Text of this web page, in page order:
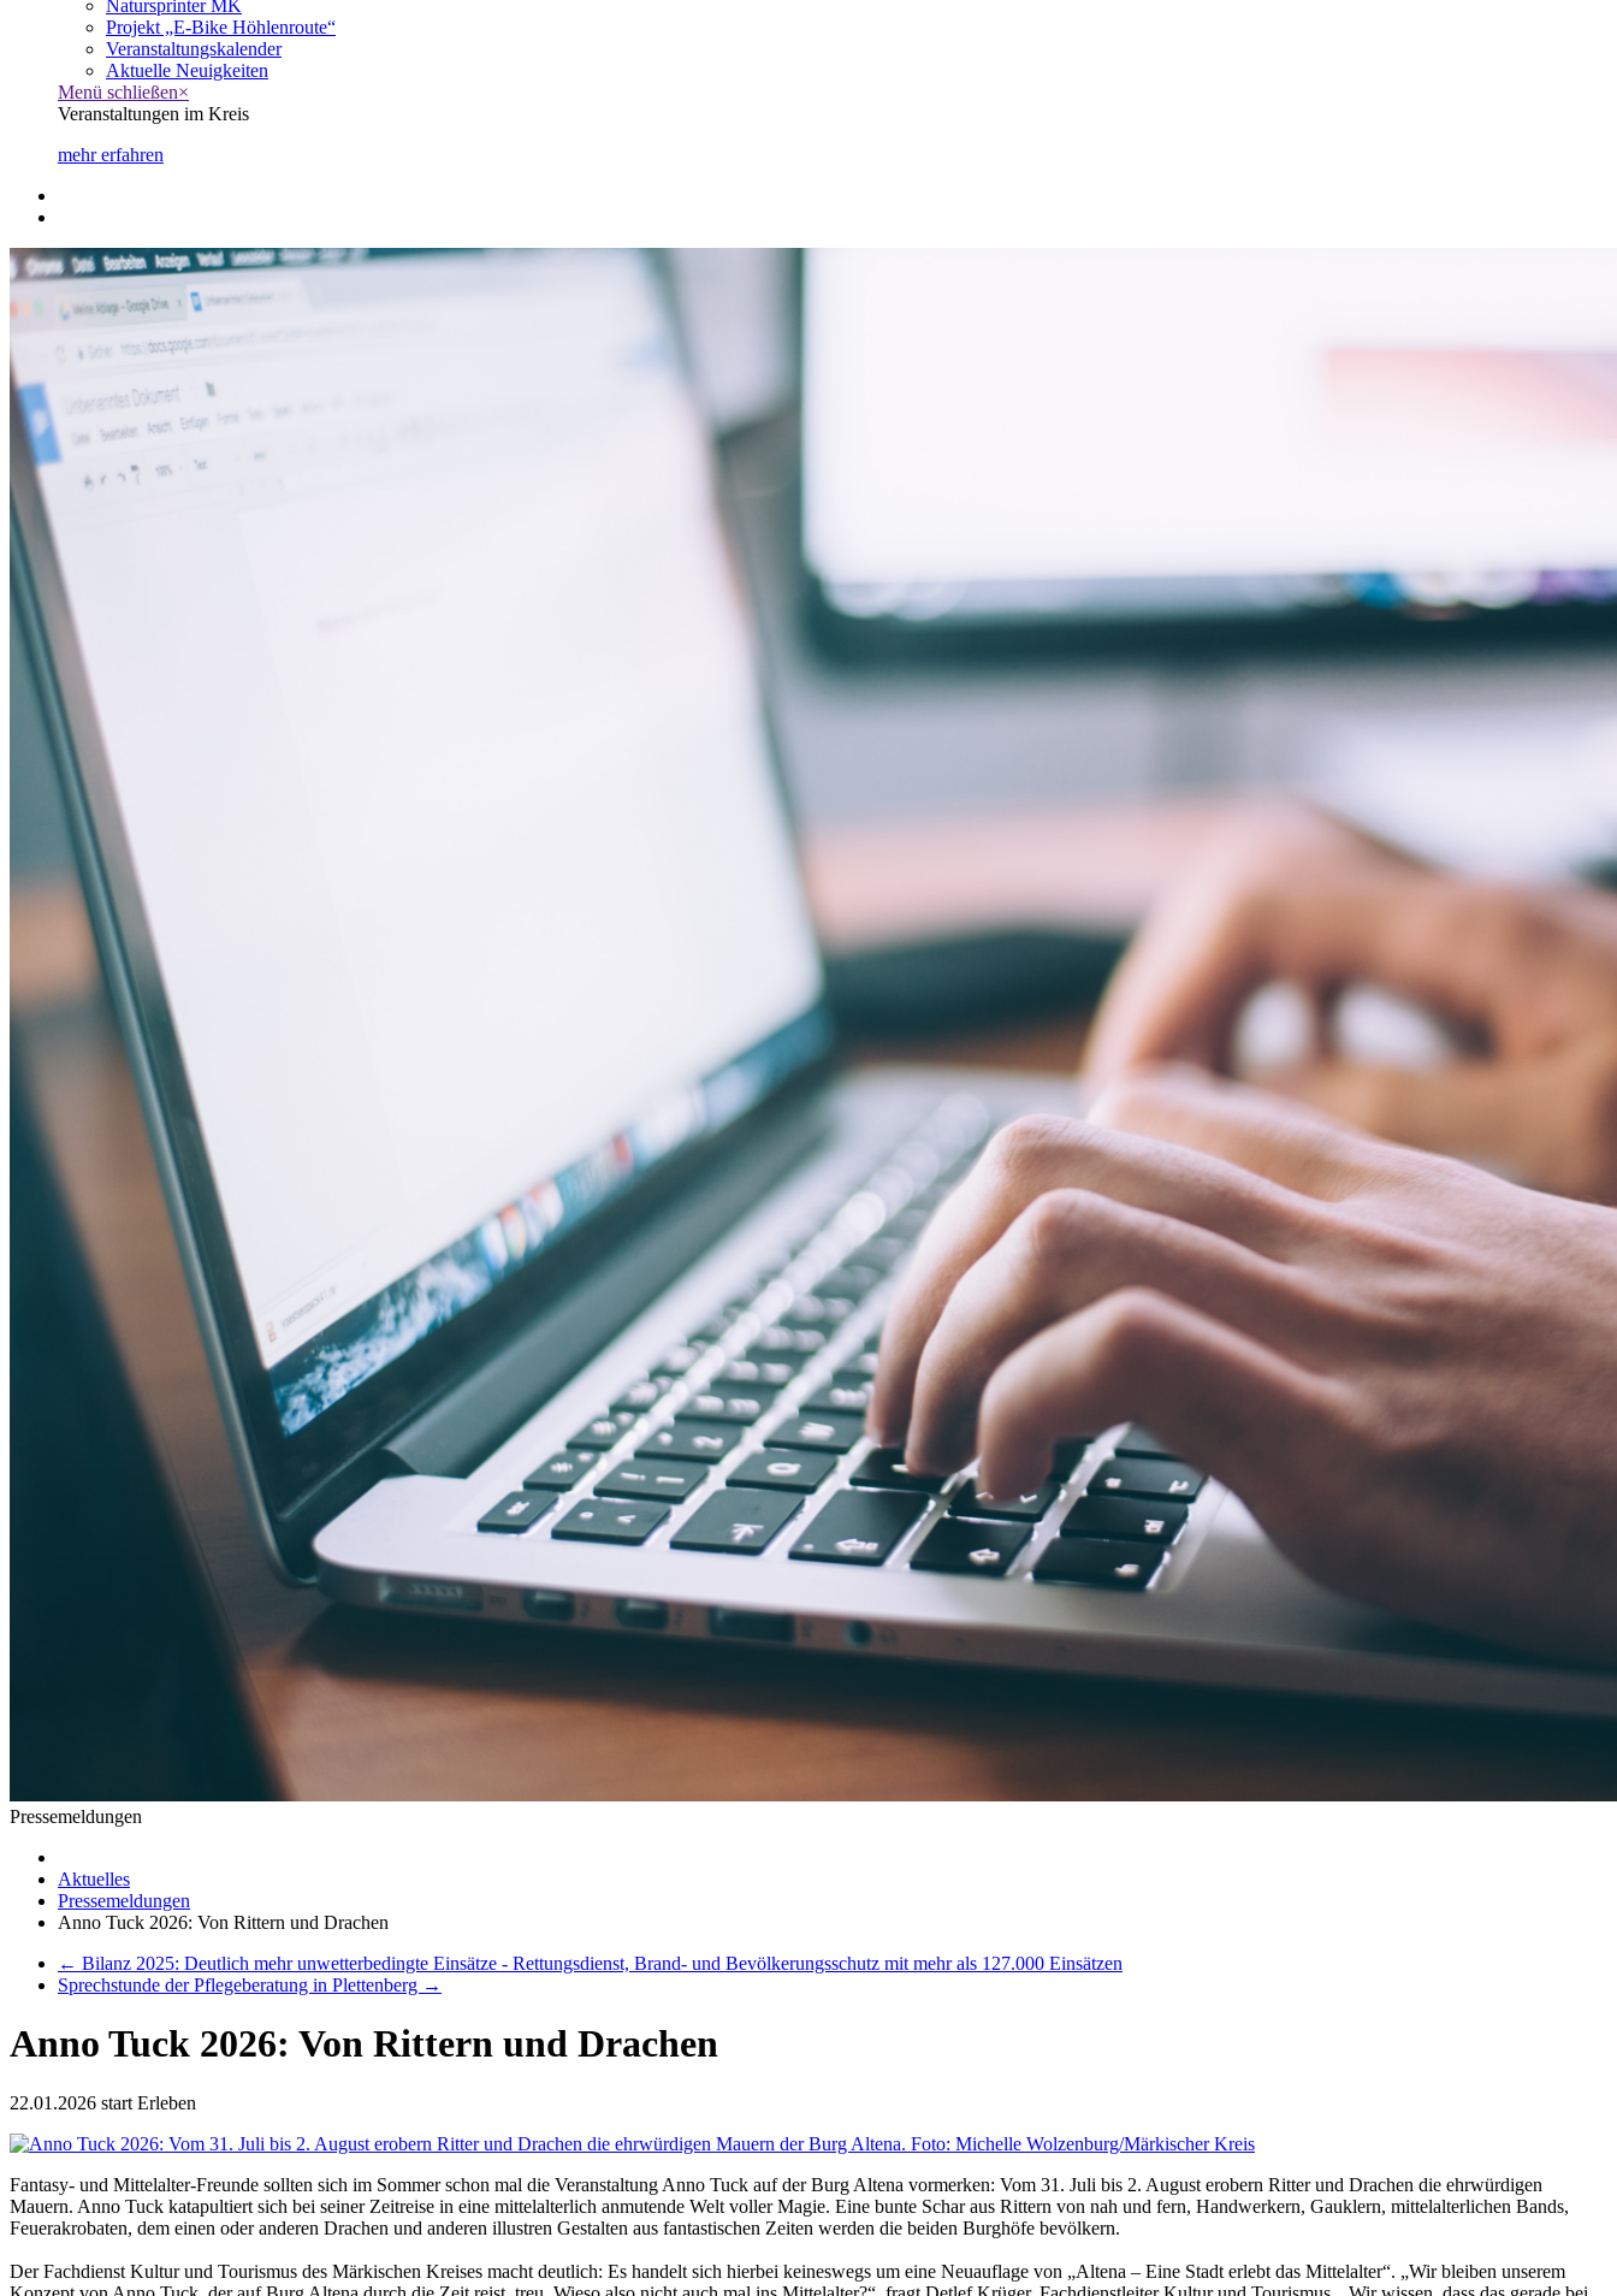
Natursprinter MK
Projekt „E-Bike Höhlenroute“
Veranstaltungskalender
Aktuelle Neuigkeiten
Menü schließen×
Veranstaltungen im Kreis
mehr erfahren
Pressemeldungen
Aktuelles
Pressemeldungen
Anno Tuck 2026: Von Rittern und Drachen
← Bilanz 2025: Deutlich mehr unwetterbedingte Einsätze - Rettungsdienst, Brand- und Bevölkerungsschutz mit mehr als 127.000 Einsätzen
Sprechstunde der Pflegeberatung in Plettenberg →
Anno Tuck 2026: Von Rittern und Drachen
22.01.2026 start Erleben
Fantasy- und Mittelalter-Freunde sollten sich im Sommer schon mal die Veranstaltung Anno Tuck auf der Burg Altena vormerken: Vom 31. Juli bis 2. August erobern Ritter und Drachen die ehrwürdigen
Mauern. Anno Tuck katapultiert sich bei seiner Zeitreise in eine mittelalterlich anmutende Welt voller Magie. Eine bunte Schar aus Rittern von nah und fern, Handwerkern, Gauklern, mittelalterlichen Bands,
Feuerakrobaten, dem einen oder anderen Drachen und anderen illustren Gestalten aus fantastischen Zeiten werden die beiden Burghöfe bevölkern.
Der Fachdienst Kultur und Tourismus des Märkischen Kreises macht deutlich: Es handelt sich hierbei keineswegs um eine Neuauflage von „Altena – Eine Stadt erlebt das Mittelalter“. „Wir bleiben unserem